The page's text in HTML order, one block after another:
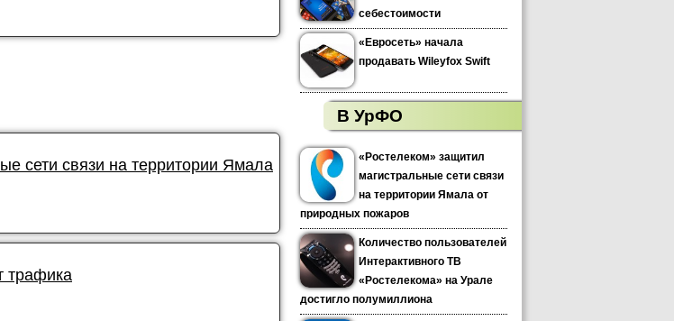
сети связи на территории Ямала
трафика
себестоимости
«Евросеть» начала
продавать Wileyfox Swift
В УрФО
«Ростелеком» защитил
магистральные сети связи
на территории Ямала от
природных пожаров
Количество пользователей
Интерактивного ТВ
«Ростелекома» на Урале
достигло полумиллиона